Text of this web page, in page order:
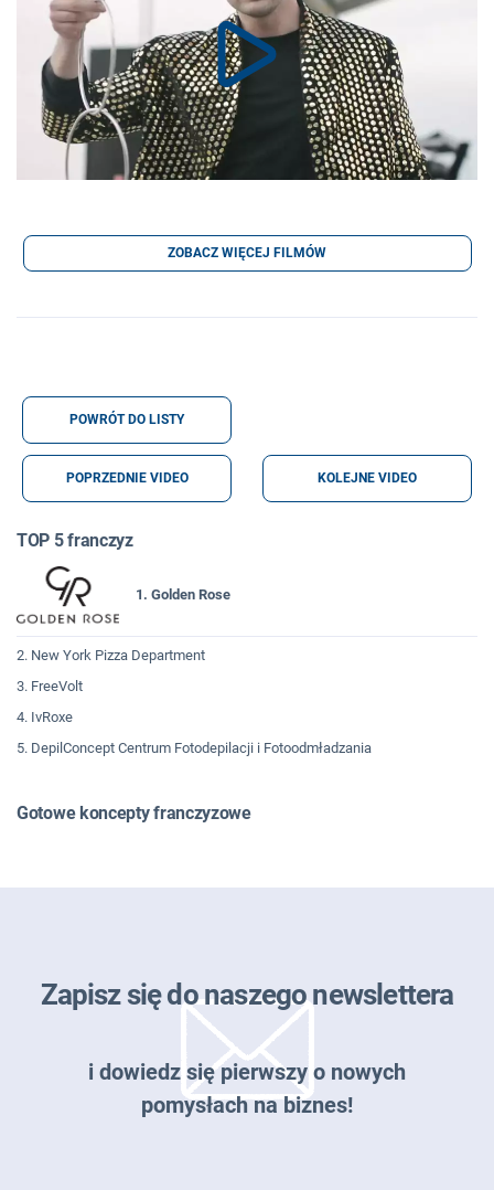
ZOBACZ WIĘCEJ FILMÓW
POWRÓT DO LISTY
POPRZEDNIE VIDEO KOLEJNE VIDEO
TOP 5 franczyz
1. Golden Rose
2. New York Pizza Department
3. FreeVolt
4. IvRoxe
5. DepilConcept Centrum Fotodepilacji i Fotoodmładzania
Gotowe koncepty franczyzowe
Zapisz się do naszego newslettera
i dowiedz się pierwszy o nowych
pomysłach na biznes!